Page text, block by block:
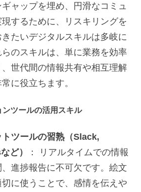
ャップを埋め、円滑なコミュ
するために、リスキリングを
たいデジタルスキルは多岐に
のスキルは、単に業務を効率
世代間の情報共有や相互理解
に役立ちます。
ツールの活用スキル
トツールの習熟（Slack,
ど）
： リアルタイムでの情報
進捗報告に不可欠です。絵文
に使うことで、感情を伝えや